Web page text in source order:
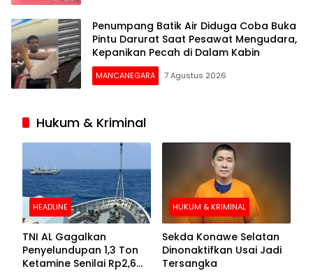
Penumpang Batik Air Diduga Coba Buka
Pintu Darurat Saat Pesawat Mengudara,
Kepanikan Pecah di Dalam Kabin
MANCANEGARA 7 Agustus 2026
Hukum & Kriminal
HEADLINE
TNI AL Gagalkan
Penyelundupan 1,3 Ton
Ketamine Senilai Rp2,6
HUKUM & KRIMINAL
Sekda Konawe Selatan
Dinonaktifkan Usai Jadi
Tersangka